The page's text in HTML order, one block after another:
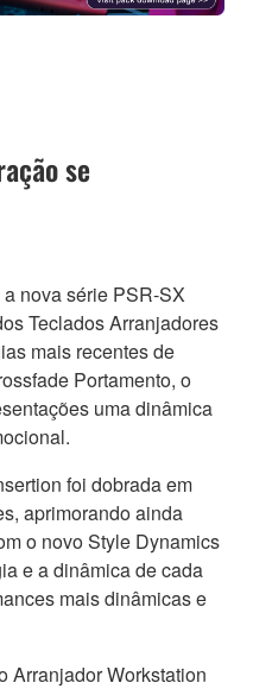
se
nova série PSR-SX
Teclados Arranjadores
mais recentes de
Portamento, o
uma dinâmica
foi dobrada em
aprimorando ainda
o novo Style Dynamics
e a dinâmica de cada
mais dinâmicas e
Arranjador Workstation